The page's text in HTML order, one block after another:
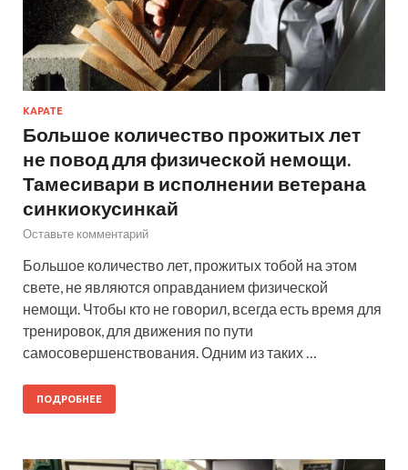
КАРАТЕ
Большое количество прожитых лет
не повод для физической немощи.
Тамесивари в исполнении ветерана
синкиокусинкай
Оставьте комментарий
Большое количество лет, прожитых тобой на этом
свете, не являются оправданием физической
немощи. Чтобы кто не говорил, всегда есть время для
тренировок, для движения по пути
самосовершенствования. Одним из таких …
ПОДРОБНЕЕ